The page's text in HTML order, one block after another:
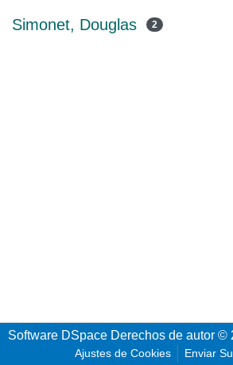
Simonet, Douglas 2
Software DSpaceDerechos de autor ©
Ajustes de Cookies Enviar